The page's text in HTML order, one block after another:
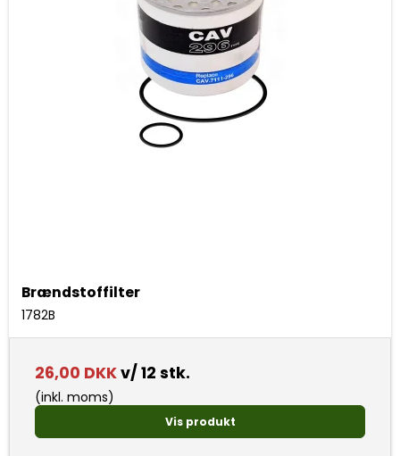
Brændstoffilter
1782B
26,00 DKKv/ 12 stk.
(inkl. moms)
Vis produkt